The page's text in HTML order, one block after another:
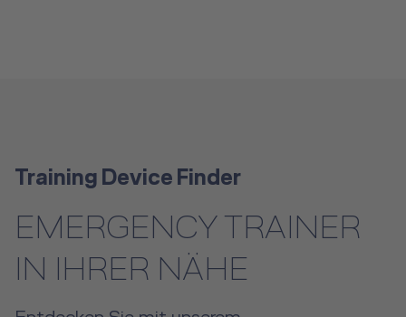
Training Device Finder
EMERGENCY TRAINER
IN IHRER NÄHE